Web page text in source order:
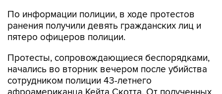
По информации полиции, в ходе протестов
ранения получили девять гражданских лиц и
пятеро офицеров полиции.
Протесты, сопровождающиеся беспорядками,
начались во вторник вечером после убийства
сотрудником полиции 43-летнего